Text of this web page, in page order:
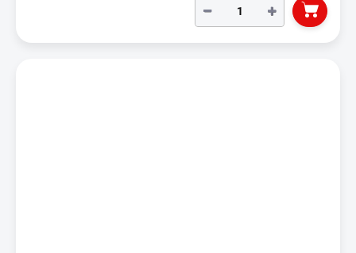
+
−